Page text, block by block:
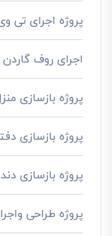
پروژه اجرای تی
اجرای روف گاردن
پروژه بازسازی
پروژه بازسازی
پروژه بازسازی
پروژه طراحی